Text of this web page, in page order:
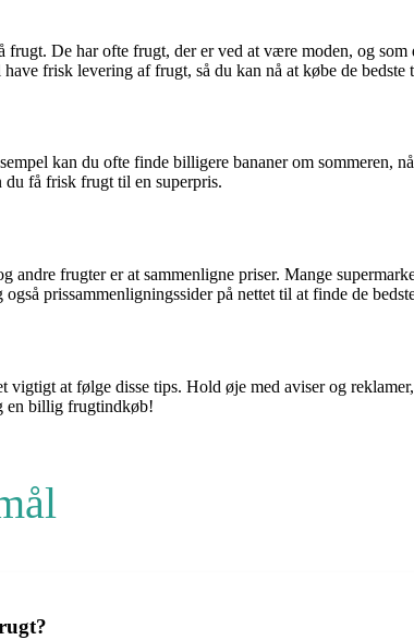
De har ofte frugt, der er ved at være moden, og
frisk levering af frugt, så du kan nå at købe de
kan du ofte finde billigere bananer om
du få frisk frugt til en superpris.
andre frugter er at sammenligne priser. Mange
prissammenligningssider på nettet til at finde de
at følge disse tips. Hold øje med aviser og
en billig frugtindkøb!